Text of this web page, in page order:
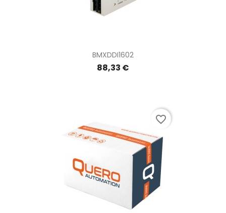
BMXDDI1602
88,33 €
favorite_border